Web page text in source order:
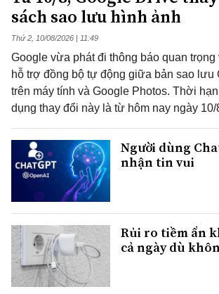
sách sao lưu hình ảnh
Thứ 2, 10/08/2026 | 11:49
Google vừa phát đi thông báo quan
hỗ trợ đồng bộ tự động giữa bản sao lưu
trên máy tính và Google Photos. Thời
dụng thay đổi này là từ hôm nay ngày 10/
Người dùng
nhận tin vui
Rủi ro tiềm ẩn
cả ngày dù